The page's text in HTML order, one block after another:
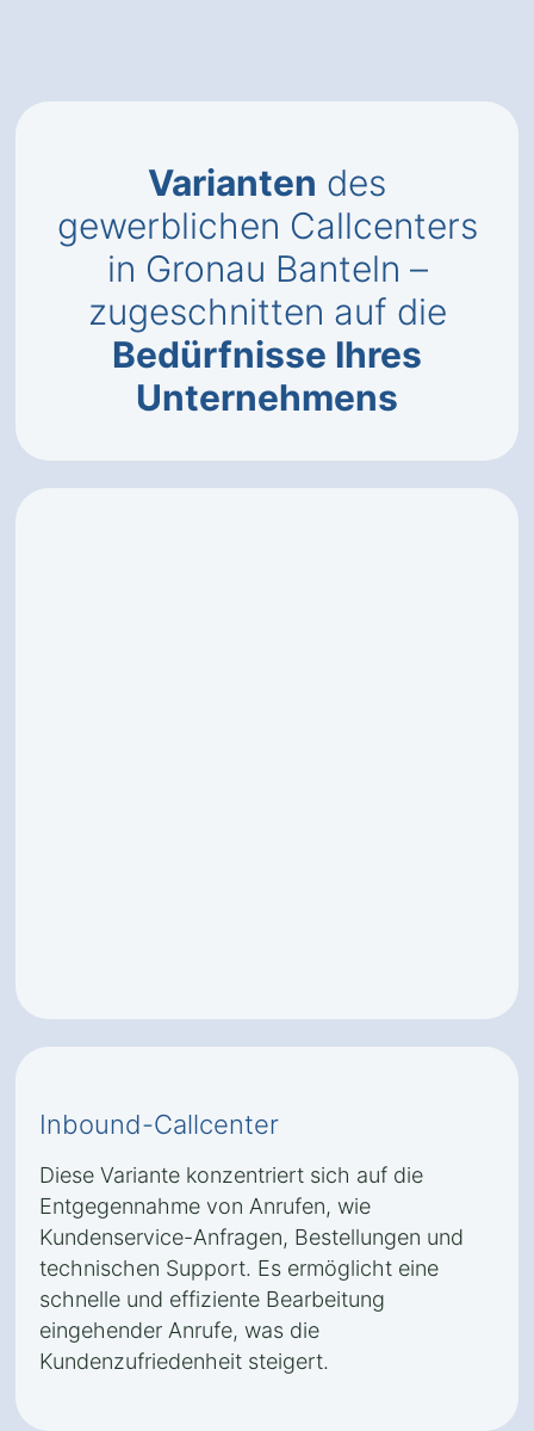
Varianten des
gewerblichen Callcenters
in Gronau Banteln –
zugeschnitten auf die
Bedürfnisse Ihres
Unternehmens
Inbound-Callcenter
Diese Variante konzentriert sich auf die
Entgegennahme von Anrufen, wie
Kundenservice-Anfragen, Bestellungen und
technischen Support. Es ermöglicht eine
schnelle und effiziente Bearbeitung
eingehender Anrufe, was die
Kundenzufriedenheit steigert.